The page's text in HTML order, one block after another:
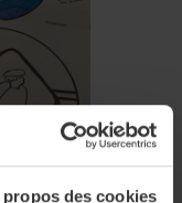
propos des cookies